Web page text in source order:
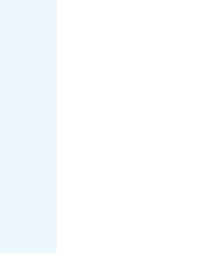
soll
tun,
der
ist?